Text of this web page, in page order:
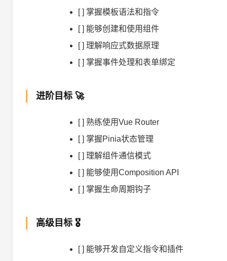
[ ] 掌握模板语法和指令
[ ] 能够创建和使用组件
[ ] 理解响应式数据原理
[ ] 掌握事件处理和表单绑定
进阶目标 🚀
[ ] 熟练使用Vue Router
[ ] 掌握Pinia状态管理
[ ] 理解组件通信模式
[ ] 能够使用Composition API
[ ] 掌握生命周期钩子
高级目标 🎖️
[ ] 能够开发自定义指令和插件